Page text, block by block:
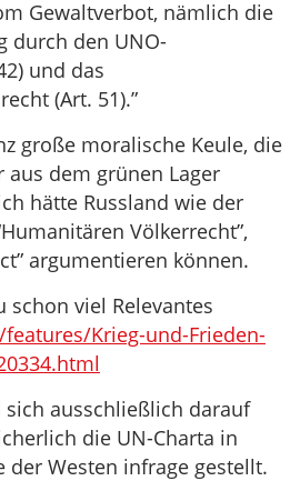
Gewaltverbot, nämlich die
durch den UNO-
und das
(Art. 51).”
große moralische Keule, die
dem grünen Lager
hätte Russland wie der
Völkerrecht”,
argumentieren können.
schon viel Relevantes
Krieg-und-Frieden-
sich ausschließlich darauf
die UN-Charta in
der Westen infrage gestellt.